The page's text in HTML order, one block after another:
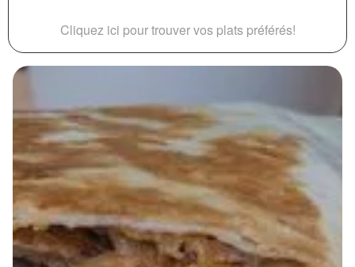
Cliquez ici pour trouver vos plats préférés!